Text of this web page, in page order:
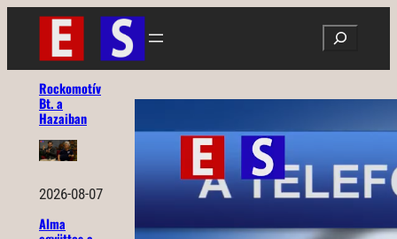
Ugrás
tartalomhoz
Search
Rockomotív
Bt. a
Hazaiban
2026-08-07
Alma